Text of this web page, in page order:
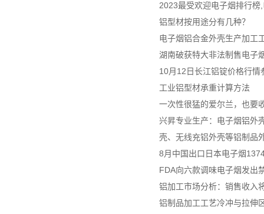
2023最受欢迎电子烟排行榜
铝型材按用途分有几种？
电子烟铝合金外壳生产加工
湖南破获特大非法制售电子
10月12日长江铝锭价格行情
工业铝型材承重计算方法
一次性很猛的爱尔兰，也要
兴昇专业生产：电子烟铝外
壳、无线充铝外壳等铝制品
8月中国出口日本电子烟
FDA向六款调味电子烟发出
铝加工市场分析：销售收入
铝制品加工工艺冷冲与拉伸